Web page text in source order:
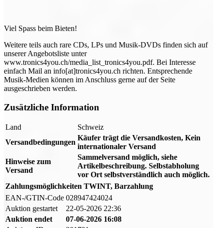
Viel Spass beim Bieten!
Weitere teils auch rare CDs, LPs und Musik-DVDs finden sich auf
unserer Angebotsliste unter
www.tronics4you.ch/media_list_tronics4you.pdf. Bei Interesse
einfach Mail an info[at]tronics4you.ch richten. Entsprechende
Musik-Medien können im Anschluss gerne auf der Seite
ausgeschrieben werden.
Zusätzliche Information
Land
Schweiz
Versandbedingungen
Käufer trägt die Versandkosten, Kein
internationaler Versand
Hinweise zum
Versand
Sammelversand möglich, siehe
Artikelbeschreibung. Selbstabholung
vor Ort selbstverständlich auch möglich.
Zahlungsmöglichkeiten TWINT, Barzahlung
EAN-/GTIN-Code 028947424024
Auktion gestartet
22-05-2026 22:36
Auktion endet
07-06-2026 16:08